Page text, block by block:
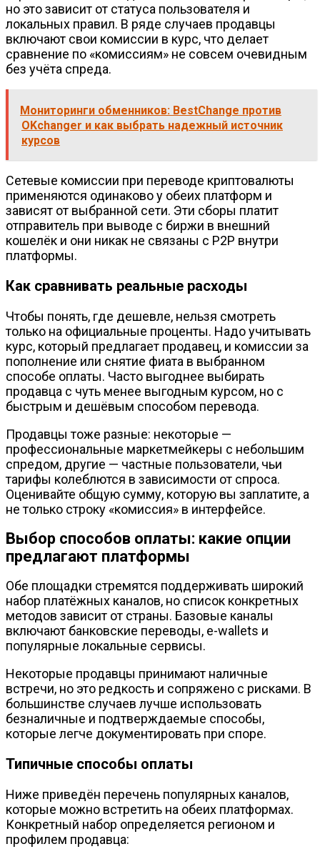
но это зависит от статуса пользователя и
локальных правил. В ряде случаев продавцы
включают свои комиссии в курс, что делает
сравнение по «комиссиям» не совсем очевидным
без учёта спреда.
Мониторинги обменников: BestChange против
OKchanger и как выбрать надежный источник
курсов
Сетевые комиссии при переводе криптовалюты
применяются одинаково у обеих платформ и
зависят от выбранной сети. Эти сборы платит
отправитель при выводе с биржи в внешний
кошелёк и они никак не связаны с P2P внутри
платформы.
Как сравнивать реальные расходы
Чтобы понять, где дешевле, нельзя смотреть
только на официальные проценты. Надо учитывать
курс, который предлагает продавец, и комиссии за
пополнение или снятие фиата в выбранном
способе оплаты. Часто выгоднее выбирать
продавца с чуть менее выгодным курсом, но с
быстрым и дешёвым способом перевода.
Продавцы тоже разные: некоторые —
профессиональные маркетмейкеры с небольшим
спредом, другие — частные пользователи, чьи
тарифы колеблются в зависимости от спроса.
Оценивайте общую сумму, которую вы заплатите, а
не только строку «комиссия» в интерфейсе.
Выбор способов оплаты: какие опции
предлагают платформы
Обе площадки стремятся поддерживать широкий
набор платёжных каналов, но список конкретных
методов зависит от страны. Базовые каналы
включают банковские переводы, e-wallets и
популярные локальные сервисы.
Некоторые продавцы принимают наличные
встречи, но это редкость и сопряжено с рисками. В
большинстве случаев лучше использовать
безналичные и подтверждаемые способы,
которые легче документировать при споре.
Типичные способы оплаты
Ниже приведён перечень популярных каналов,
которые можно встретить на обеих платформах.
Конкретный набор определяется регионом и
профилем продавца: